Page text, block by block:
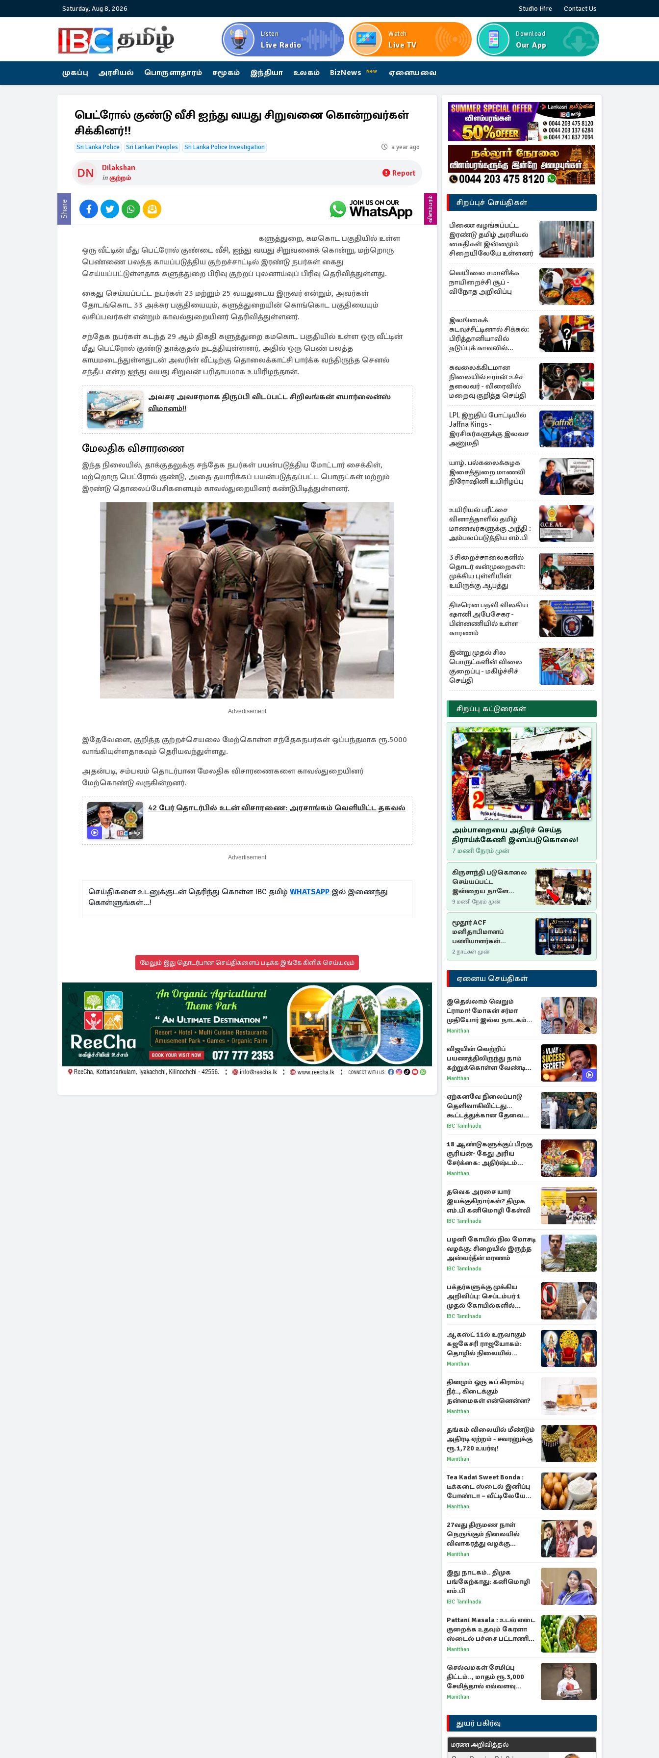
Saturday, Aug 8, 2026 Studio Hire Contact Us
Listen
Live Radio
Watch
Live TV
Download
Our App
முகப்பு அரசியல் பொருளாதாரம் சமூகம் இந்தியா உலகம் BizNews New ஏனையவை
பெட்ரோல் குண்டு வீசி ஐந்து வயது சிறுவனை கொன்றவர்கள்
சிக்கினர்!!
Sri Lanka Police Sri Lankan Peoples Sri Lanka Police Investigation a year ago
Dilakshan
inகுற்றம் Report
Share விளம்பரம்
களுத்துறை, கமகொட பகுதியில் உள்ள
ஒரு வீட்டின் மீது பெட்ரோல் குண்டை வீசி, ஐந்து வயது சிறுவனைக் கொன்று, மற்றொரு
பெண்ணை பலத்த காயப்படுத்திய குற்றச்சாட்டில் இரண்டு நபர்கள் கைது
செய்யப்பட்டுள்ளதாக களுத்துறை பிரிவு குற்றப் புலனாய்வுப் பிரிவு தெரிவித்துள்ளது.
கைது செய்யப்பட்ட நபர்கள் 23 மற்றும் 25 வயதுடைய இருவர் என்றும், அவர்கள்
தோடங்கொட 33 அக்கர பகுதியையும், களுத்துறையின் கொங்கொட பகுதியையும்
வசிப்பவர்கள் என்றும் காவல்துறையினர் தெரிவித்துள்ளனர்.
சந்தேக நபர்கள் கடந்த 29 ஆம் திகதி களுத்துறை கமகொட பகுதியில் உள்ள ஒரு வீட்டின்
மீது பெட்ரோல் குண்டு தாக்குதல் நடத்தியுள்ளனர், அதில் ஒரு பெண் பலத்த
காயமடைந்துள்ளதுடன் அவரின் வீட்டிற்கு தொலைக்காட்சி பார்க்க வந்திருந்த செனல்
சந்தீப என்ற ஐந்து வயது சிறுவன் பரிதாபமாக உயிரிழந்தான்.
அவசர அவசரமாக திருப்பி விடப்பட்ட சிறிலங்கன் எயார்லைன்ஸ்
விமானம்!!
மேலதிக விசாரணை
இந்த நிலையில், தாக்குதலுக்கு சந்தேக நபர்கள் பயன்படுத்திய மோட்டார் சைக்கிள்,
மற்றொரு பெட்ரோல் குண்டு, அதை தயாரிக்கப் பயன்படுத்தப்பட்ட பொருட்கள் மற்றும்
இரண்டு தொலைப்பேசிகளையும் காவல்துறையினர் கண்டுபிடித்துள்ளனர்.
Advertisement
இதேவேளை, குறித்த குற்றச்செயலை மேற்கொள்ள சந்தேகநபர்கள் ஒப்பந்தமாக ரூ.5000
வாங்கியுள்ளதாகவும் தெரியவந்துள்ளது.
அதன்படி, சம்பவம் தொடர்பான மேலதிக விசாரணைகளை காவல்துறையினர்
மேற்கொண்டு வருகின்றனர்.
42 பேர் தொடர்பில் உடன் விசாரணை: அரசாங்கம் வெளியிட்ட தகவல்
Advertisement
செய்திகளை உடனுக்குடன் தெரிந்து கொள்ள IBC தமிழ் WHATSAPP இல் இணைந்து
கொள்ளுங்கள்...!
மேலும் இது தொடர்பான செய்திகளைப் படிக்க இங்கே கிளிக் செய்யவும்
சிறப்புச் செய்திகள்
பிணை வழங்கப்பட்ட
இரண்டு தமிழ் அரசியல்
கைதிகள் இன்னமும்
சிறையிலேயே உள்ளனர்
வெயிலை சமாளிக்க
நாயிறைச்சி சூப் -
விநோத அறிவிப்பு
இலங்கைக்
கடவுச்சீட்டினால் சிக்கல்:
பிரித்தானியாவில்
தடுப்புக் காவலில்
முன்னாள் எம்.பி!
கவலைக்கிடமான
நிலையில் ஈரான் உச்ச
தலைவர் - விரைவில்
மறைவு குறித்த செய்தி
LPL இறுதிப் போட்டியில்
Jaffna Kings -
இரசிகர்களுக்கு இலவச
அனுமதி
யாழ். பல்கலைக்கழக
இசைத்துறை மாணவி
நிரோஷினி உயிரிழப்பு
உயிரியல் பரீட்சை
வினாத்தாளில் தமிழ்
மாணவர்களுக்கு அநீதி :
அம்பலப்படுத்திய எம்.பி
3 சிறைச்சாலைகளில்
தொடர் வன்முறைகள்:
முக்கிய புள்ளியின்
உயிருக்கு ஆபத்து
திடீரென பதவி விலகிய
ஷானி அபேசேகர -
பின்னணியில் உள்ள
காரணம்
இன்று முதல் சில
பொருட்களின் விலை
குறைப்பு - மகிழ்ச்சிச்
செய்தி
சிறப்பு கட்டுரைகள்
அம்பாறையை அதிரச் செய்த
திராய்க்கேணி இனப்படுகொலை!
7 மணி நேரம் முன்
கிருசாந்தி படுகொலை
செய்யப்பட்ட
இன்றைய நாளே
செம்மணி
இனப்படுகொலை
தினம்…!
9 மணி நேரம் முன்
மூதூர் ACF
மனிதாபிமானப்
பணியாளர்கள்
படுகொலை (2006): 20
ஆண்டுகளாகியும் நீதி
மறுக்கப்பட்ட
மனிதாபிமானப்
பேரவலம்
2 நாட்கள் முன்
ஏனைய செய்திகள்
இதெல்லாம் வெறும்
ட்ராமா! மோகன் சர்மா
முதியோர் இல்ல நாடகம்
குறித்து குட்டி பத்மினி
Manithan
விஜயின் வெற்றிப்
பயணத்திலிருந்து நாம்
கற்றுக்கொள்ள வேண்டிய
முக்கிய 3 விடயங்கள்!
Manithan
ஏற்கனவே நிலைப்பாடு
தெளிவாகிவிட்டது...
கூட்டத்துக்கான தேவை
என்ன? - கனிமொழி
IBC Tamilnadu
18 ஆண்டுகளுக்குப் பிறகு
சூரியன்- கேது அரிய
சேர்க்கை: அதிர்ஷ்டம்
பெறும் 3 ராசிகள்!
Manithan
தவெக அரசை யார்
இயக்குகிறார்கள்? திமுக
எம்.பி கனிமொழி கேள்வி
IBC Tamilnadu
பழனி கோயில் நில மோசடி
வழக்கு: சிறையில் இருந்த
அன்வர்தீன் மரணம்
IBC Tamilnadu
பக்தர்களுக்கு முக்கிய
அறிவிப்பு: செப்டம்பர் 1
முதல் கோயில்களில்
மொபைலுக்கு தடை!
IBC Tamilnadu
ஆகஸ்ட் 11ல் உருவாகும்
கஜகேசரி ராஜயோகம்:
தொழில் நிலையில்
அதிர்ஷ்டம் பெறும் 3
Manithan
தினமும் ஒரு கப் கிராம்பு
நீர்.., கிடைக்கும்
நன்மைகள் என்னென்ன?
Manithan
தங்கம் விலையில் மீண்டும்
அதிரடி ஏற்றம் - சவரனுக்கு
ரூ.1,720 உயர்வு!
Manithan
Tea Kadai Sweet Bonda :
டீக்கடை ஸ்டைல் இனிப்பு
போண்டா – வீட்டிலேயே
செய்வது எப்படி?
Manithan
27வது திருமண நாள்
நெருங்கும் நிலையில்
விவாகரத்து வழக்கு
வாபஸ்! விஜய்யுடன்
Manithan
இது நாடகம்.. திமுக
பங்கேற்காது: கனிமொழி
எம்.பி
IBC Tamilnadu
Pattani Masala : உடல் எடை
குறைக்க உதவும் கேரளா
ஸ்டைல் பச்சை பட்டாணி
கிரேவி
Manithan
செல்வமகள் சேமிப்பு
திட்டம்.., மாதம் ரூ.3,000
சேமித்தால் எவ்வளவு
கிடைக்கும்?
Manithan
துயர் பகிர்வு
மரண அறிவித்தல்